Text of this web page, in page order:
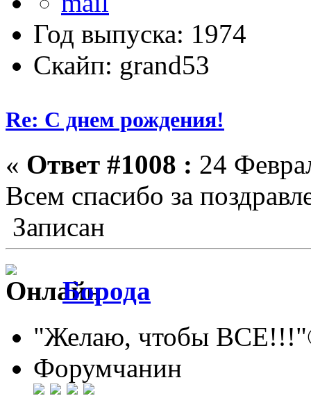
Год выпуска: 1974
Скайп: grand53
Re: С днем рождения!
« Ответ #1008 : 24
Всем спасибо за
Записан
Борода
"Желаю, чтобы
Форумчанин